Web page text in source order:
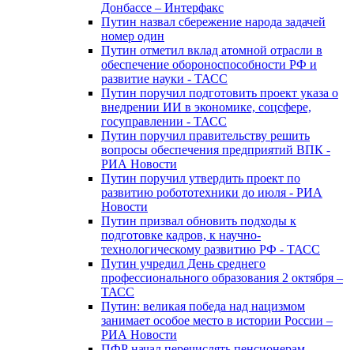
Донбассе – Интерфакс
Путин назвал сбережение народа задачей
номер один
Путин отметил вклад атомной отрасли в
обеспечение обороноспособности РФ и
развитие науки - ТАСС
Путин поручил подготовить проект указа о
внедрении ИИ в экономике, соцсфере,
госуправлении - ТАСС
Путин поручил правительству решить
вопросы обеспечения предприятий ВПК -
РИА Новости
Путин поручил утвердить проект по
развитию робототехники до июля - РИА
Новости
Путин призвал обновить подходы к
подготовке кадров, к научно-
технологическому развитию РФ - ТАСС
Путин учредил День среднего
профессионального образования 2 октября –
ТАСС
Путин: великая победа над нацизмом
занимает особое место в истории России –
РИА Новости